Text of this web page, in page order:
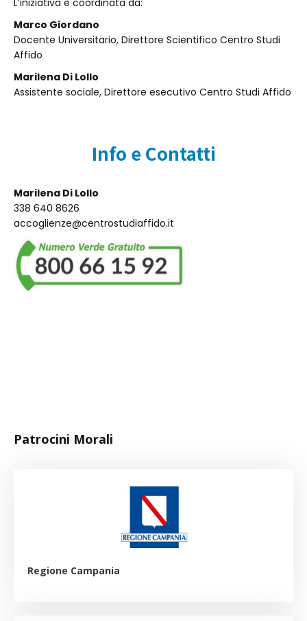
L’iniziativa è coordinata da:
Marco Giordano
Docente Universitario, Direttore Scientifico Centro Studi
Affido
Marilena Di Lollo
Assistente sociale, Direttore esecutivo Centro Studi Affido
Info e Contatti
Marilena Di Lollo
338 640 8626
accoglienze@centrostudiaffido.it
Patrocini Morali
Regione Campania